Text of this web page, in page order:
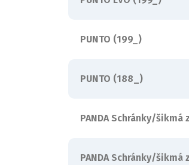
PUNTO (199_)
PUNTO (188_)
PANDA Schránky/šikmá
PANDA Schránky/šikmá